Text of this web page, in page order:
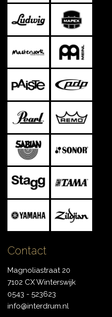
Contact
Magnoliastraat 20
7102 CX Winterswijk
0543 - 523623
info@interdrum.nl